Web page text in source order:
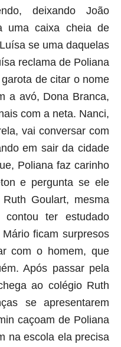
deixando João
uma caixa cheia de
se uma daquelas
reclama de Poliana
de citar o nome
a avó, Dona Branca,
com a neta. Nanci,
vai conversar com
em sair da cidade
Poliana faz carinho
e pergunta se ele
Goulart, mesma
ter estudado
ficam surpresos
com o homem, que
Após passar pela
ao colégio Ruth
se apresentarem
caçoam de Poliana
na escola ela precisa